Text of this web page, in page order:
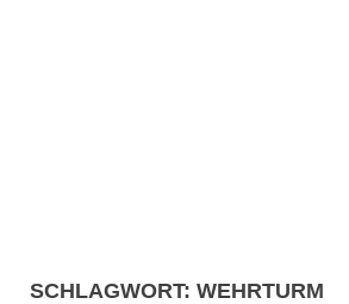
SCHLAGWORT: WEHRTURM